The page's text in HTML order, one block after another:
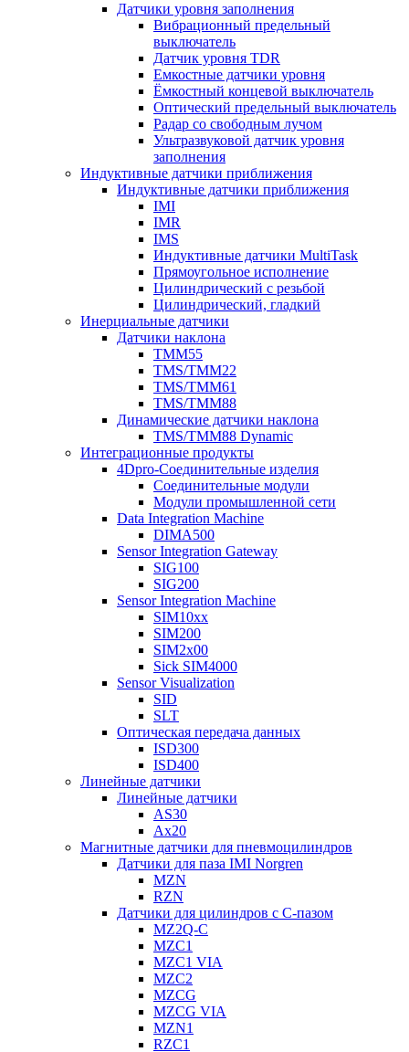
Датчики уровня заполнения
Вибрационный предельный
выключатель
Датчик уровня TDR
Емкостные датчики уровня
Ёмкостный концевой выключатель
Оптический предельный выключатель
Радар со свободным лучом
Ультразвуковой датчик уровня
заполнения
Индуктивные датчики приближения
Индуктивные датчики приближения
IMI
IMR
IMS
Индуктивные датчики MultiTask
Прямоугольное исполнение
Цилиндрический с резьбой
Цилиндрический, гладкий
Инерциальные датчики
Датчики наклона
TMM55
TMS/TMM22
TMS/TMM61
TMS/TMM88
Динамические датчики наклона
TMS/TMM88 Dynamic
Интеграционные продукты
4Dpro-Соединительные изделия
Соединительные модули
Модули промышленной сети
Data Integration Machine
DIMA500
Sensor Integration Gateway
SIG100
SIG200
Sensor Integration Machine
SIM10xx
SIM200
SIM2x00
Sick SIM4000
Sensor Visualization
SID
SLT
Оптическая передача данных
ISD300
ISD400
Линейные датчики
Линейные датчики
AS30
Ax20
Магнитные датчики для пневмоцилиндров
Датчики для паза IMI Norgren
MZN
RZN
Датчики для цилиндров с С-пазом
MZ2Q-C
MZC1
MZC1 VIA
MZC2
MZCG
MZCG VIA
MZN1
RZC1